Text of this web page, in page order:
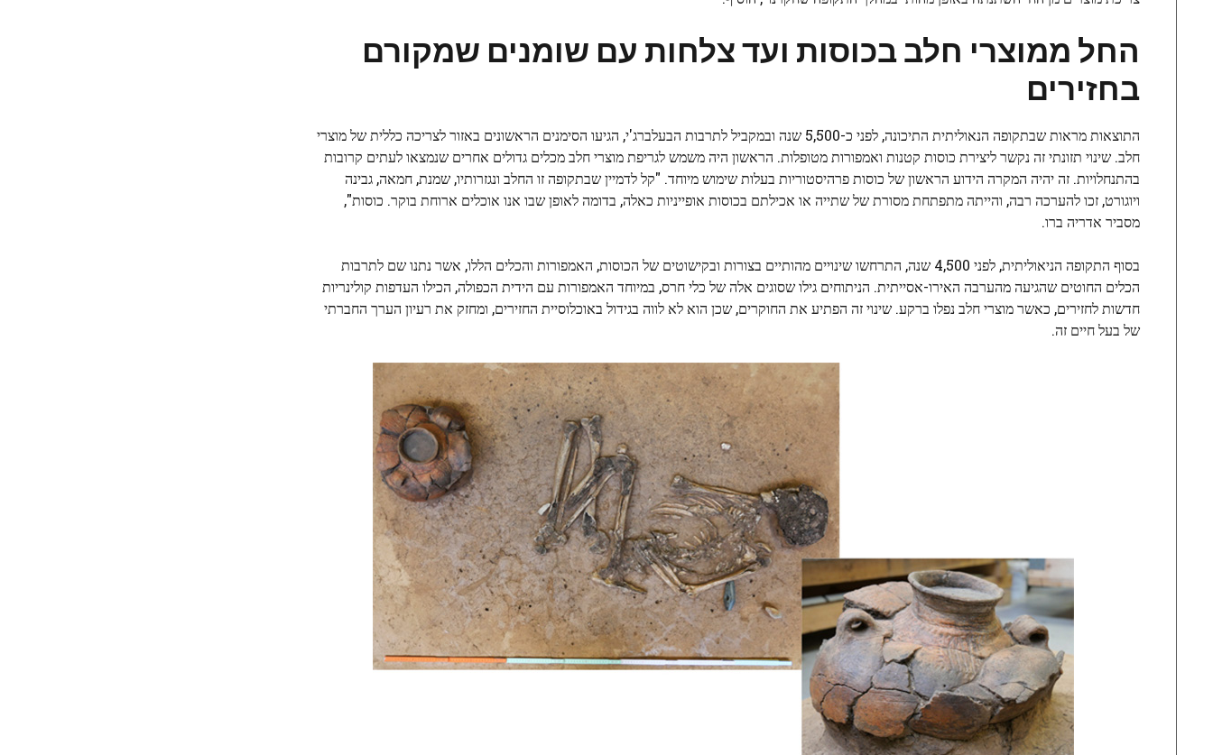
החל ממוצרי חלב בכוסות ועד צלחות עם שומנים שמקורם
בחזירים
התוצאות מראות שבתקופה הנאוליתית התיכונה, לפני כ-5,500 שנה ובמקביל לתרבות הבעלברג'י, הגיעו הסימנים הראשונים באזור לצריכה כללית של מוצרי
חלב. שינוי תזונתי זה נקשר ליצירת כוסות קטנות ואמפורות מטופלות. הראשון היה משמש לגריפת מוצרי חלב מכלים גדולים אחרים שנמצאו לעתים קרובות
בהתנחלויות. זה יהיה המקרה הידוע הראשון של כוסות פרהיסטוריות בעלות שימוש מיוחד. "קל לדמיין שבתקופה זו החלב ונגזרותיו, שמנת, חמאה, גבינה
ויוגורט, זכו להערכה רבה, והייתה מתפתחת מסורת של שתייה או אכילתם בכוסות אופייניות כאלה, בדומה לאופן שבו אנו אוכלים ארוחת בוקר. כוסות",
מסביר אדריה ברו.
בסוף התקופה הניאוליתית, לפני 4,500 שנה, התרחשו שינויים מהותיים בצורות ובקישוטים של הכוסות, האמפורות והכלים הללו, אשר נתנו שם לתרבות
הכלים החוטים שהגיעה מהערבה האירו-אסייתית. הניתוחים גילו שסוגים אלה של כלי חרס, במיוחד האמפורות עם הידית הכפולה, הכילו העדפות קולינריות
חדשות לחזירים, כאשר מוצרי חלב נפלו ברקע. שינוי זה הפתיע את החוקרים, שכן הוא לא לווה בגידול באוכלוסיית החזירים, ומחזק את רעיון הערך החברתי
של בעל חיים זה.